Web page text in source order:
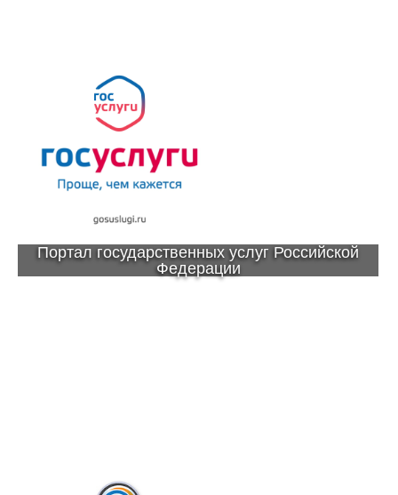
Портал государственных услуг Российской
Федерации